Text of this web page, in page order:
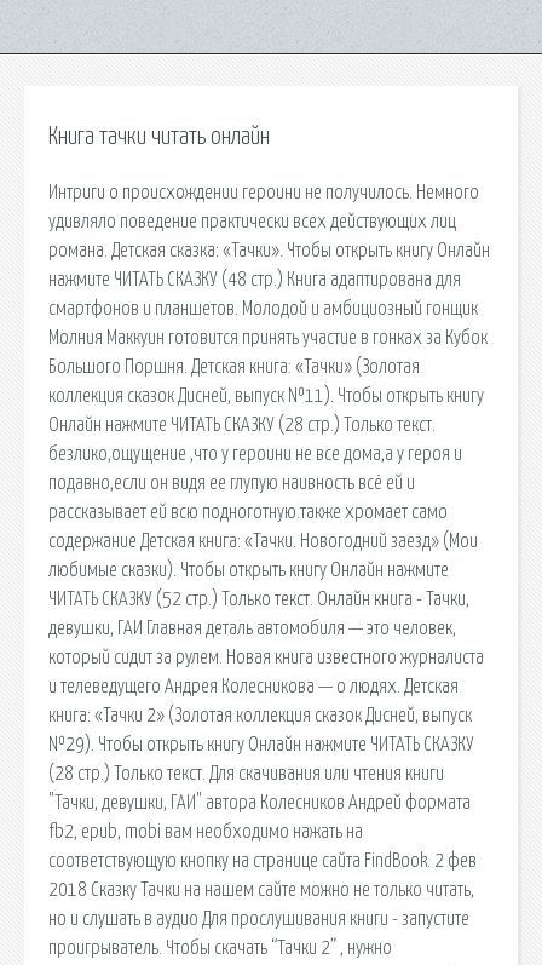
Книга тачки читать онлайн
Интриги о происхождении героини не получилось. Немного
удивляло поведение практически всех действующих лиц
романа. Детская сказка: «Тачки». Чтобы открыть книгу Онлайн
нажмите ЧИТАТЬ СКАЗКУ (48 стр.) Книга адаптирована для
смартфонов и планшетов. Молодой и амбициозный гонщик
Молния Маккуин готовится принять участие в гонках за Кубок
Большого Поршня. Детская книга: «Тачки» (Золотая
коллекция сказок Дисней, выпуск №11). Чтобы открыть книгу
Онлайн нажмите ЧИТАТЬ СКАЗКУ (28 стр.) Только текст.
безлико,ощущение ,что у героини не все дома,а у героя и
подавно,если он видя ее глупую наивность всё ей и
рассказывает ей всю подноготную.также хромает само
содержание Детская книга: «Тачки. Новогодний заезд» (Мои
любимые сказки). Чтобы открыть книгу Онлайн нажмите
ЧИТАТЬ СКАЗКУ (52 стр.) Только текст. Онлайн книга - Тачки,
девушки, ГАИ Главная деталь автомобиля — это человек,
который сидит за рулем. Новая книга известного журналиста
и телеведущего Андрея Колесникова — о людях. Детская
книга: «Тачки 2» (Золотая коллекция сказок Дисней, выпуск
№29). Чтобы открыть книгу Онлайн нажмите ЧИТАТЬ СКАЗКУ
(28 стр.) Только текст. Для скачивания или чтения книги
"Тачки, девушки, ГАИ" автора Колесников Андрей формата
fb2, epub, mobi вам необходимо нажать на
соответствующую кнопку на странице сайта FindBook. 2 фев
2018 Сказку Тачки на нашем сайте можно не только читать,
но и слушать в аудио Для прослушивания книги - запустите
проигрыватель. Чтобы скачать “Тачки 2” , нужно